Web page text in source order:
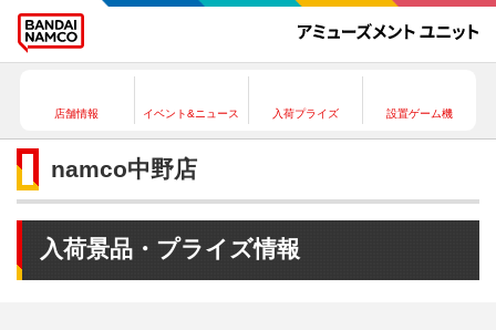
店舗情報 イベント&ニュース 入荷プライズ 設置ゲーム機
namco中野店
入荷景品・プライズ情報